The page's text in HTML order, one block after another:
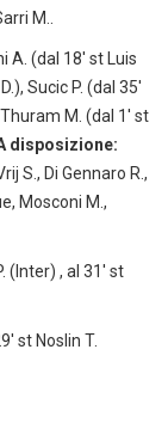
M..
A. (dal 18′ st Luis
Sucic P. (dal 35′
M. (dal 1′ st
disposizione:
S., Di Gennaro R.,
Mosconi M.,
(Inter) , al 31′ st
st Noslin T.